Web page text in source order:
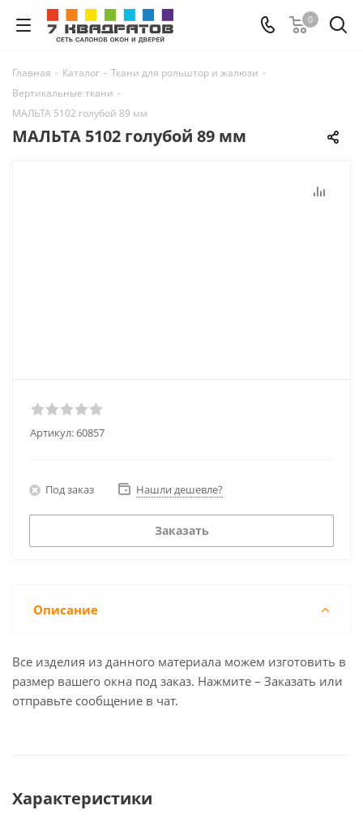
0
Главная - Каталог - Ткани для рольштор и жалюзи -
Вертикальные ткани -
МАЛЬТА 5102 голубой 89 мм
МАЛЬТА 5102 голубой 89 мм
Артикул:60857
Под заказ Нашли дешевле?
Заказать
Описание
Все изделия из данного материала можем изготовить в
размер вашего окна под заказ. Нажмите – Заказать или
отправьте сообщение в чат.
Характеристики